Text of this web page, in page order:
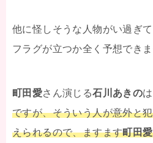
他に怪しそうな人物がい過ぎ
フラグが立つか全く予想できま
町田愛さん演じる石川あきの
ですが、そういう人が意外と
えられるので、ますます町田愛